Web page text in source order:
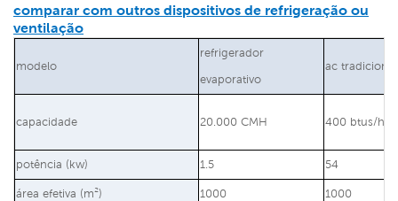
comparar com outros dispositivos de refrigeração ou
ventilação
modelo
refrigerador
evaporativo
ac tradicional
capacidade 20.000 CMH 400 btus/h
potência (kw) 1.5 54
área efetiva (m²) 1000 1000